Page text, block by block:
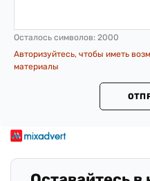
Осталось символов: 2000
Авторизуйтесь, чтобы иметь
материалы